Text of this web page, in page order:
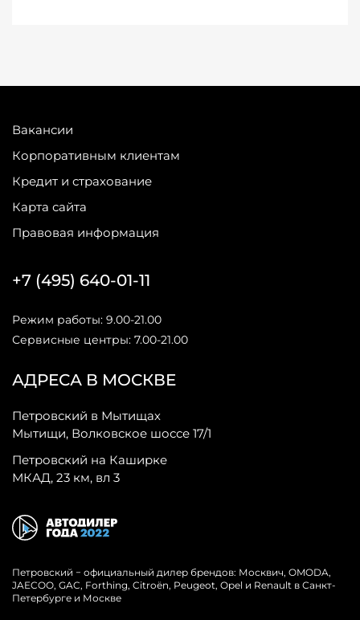
Вакансии
Корпоративным клиентам
Кредит и страхование
Карта сайта
Правовая информация
АДРЕСА В МОСКВЕ
Петровский в Мытищах
Мытищи, Волковское шоссе 17/1
Петровский на Каширке
МКАД, 23 км, вл 3
+7 (495) 640-01-11
Режим работы: 9.00-21.00
Сервисные центры: 7.00-21.00
Петровский − официальный дилер брендов: Москвич, OMODA,
JAECOO, GAC, Forthing, Citroёn, Peugeot, Opel и Renault в Санкт-
Петербурге и Москве